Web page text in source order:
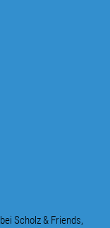
Scholz & Friends,